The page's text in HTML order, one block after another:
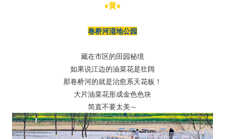
♦黄♦
卷桥河湿地公园
藏在市区的田园秘境
如果说江边的油菜花是壮阔
那卷桥河的就是治愈系天花板！
大片油菜花形成金色色块
简直不要太美～